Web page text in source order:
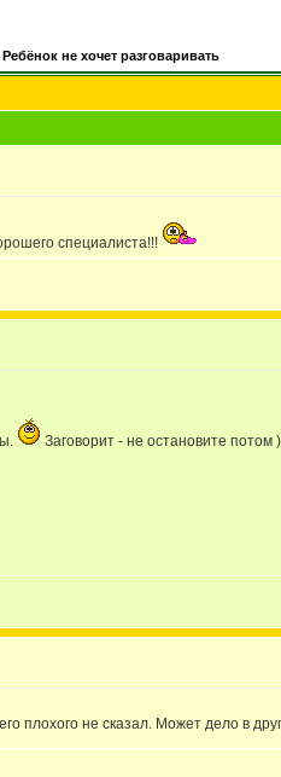
Ребёнок не хочет разговаривать
специалиста!!!
Заговорит - не остановите потом )
плохого не сказал. Может дело в